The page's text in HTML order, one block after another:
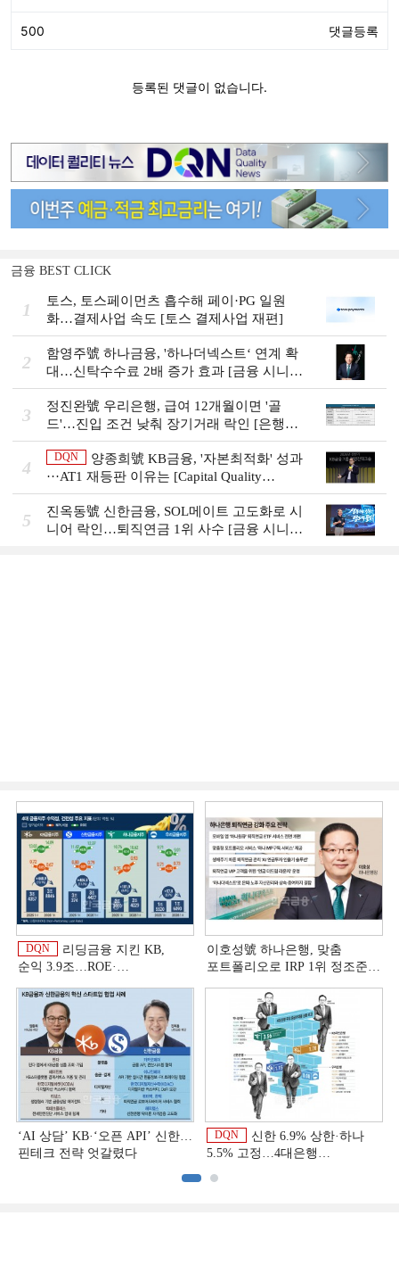
금융 BEST CLICK
1
토스, 토스페이먼츠 흡수해 페이·PG 일원
화…결제사업 속도 [토스 결제사업 재편]
2
함영주號 하나금융, '하나더넥스트‘ 연계 확
대…신탁수수료 2배 증가 효과 [금융 시니어
비즈니스 돋보기]
3
정진완號 우리은행, 급여 12개월이면 '골
드'…진입 조건 낮춰 장기거래 락인 [은행권
머니무브 대응 전략]
4
DQN
양종희號 KB금융, '자본최적화' 성과
···AT1 재등판 이유는 [Capital Quality
Review]]
5
진옥동號 신한금융, SOL메이트 고도화로 시
니어 락인…퇴직연금 1위 사수 [금융 시니어
DQN
리딩금융 지킨 KB,
순익 3.9조…ROE·
상반기 금융 리그테이블]
이호성號 하나은행, 맞춤
포트폴리오로 IRP 1위 정조준
‘AI 상담’ KB·‘오픈 API’ 신한…
핀테크 전략 엇갈렸다
DQN
신한 6.9% 상한·하나
5.5% 고정…4대은행